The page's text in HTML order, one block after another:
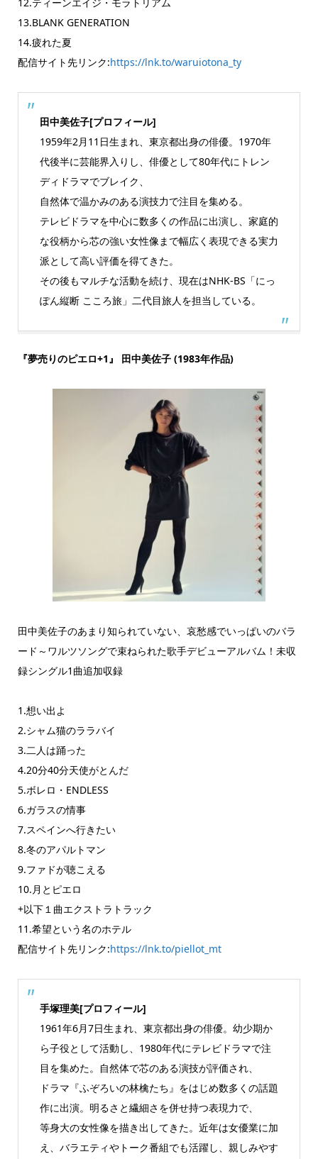
13.BLANK GENERATION
14.疲れた夏
配信サイト先リンク:https://lnk.to/waruiotona_ty
田中美佐子[プロフィール]
1959年2月11日生まれ、東京都出身の俳優。1970年
代後半に芸能界入りし、俳優として80年代にトレン
ディドラマでブレイク、
自然体で温かみのある演技力で注目を集める。
テレビドラマを中心に数多くの作品に出演し、家庭的
な役柄から芯の強い女性像まで幅広く表現できる実力
派として高い評価を得てきた。
その後もマルチな活動を続け、現在はNHK-BS「にっ
ぽん縦断 こころ旅」二代目旅人を担当している。
『夢売りのピエロ+1』 田中美佐子 (1983年作品)
田中美佐子のあまり知られていない、哀愁感でいっぱいのバラ
ード～ワルツソングで束ねられた歌手デビューアルバム！未収
録シングル1曲追加収録
1.想い出よ
2.シャム猫のララバイ
3.二人は踊った
4.20分40分天使がとんだ
5.ボレロ・ENDLESS
6.ガラスの情事
7.スペインへ行きたい
8.冬のアパルトマン
9.ファドが聴こえる
10.月とピエロ
+以下１曲エクストラトラック
11.希望という名のホテル
配信サイト先リンク:https://lnk.to/piellot_mt
手塚理美[プロフィール]
1961年6月7日生まれ、東京都出身の俳優。幼少期か
ら子役として活動し、1980年代にテレビドラマで注
目を集めた。自然体で芯のある演技が評価され、
ドラマ『ふぞろいの林檎たち』をはじめ数多くの話題
作に出演。明るさと繊細さを併せ持つ表現力で、
等身大の女性像を描き出してきた。近年は女優業に加
え、バラエティやトーク番組でも活躍し、親しみやす